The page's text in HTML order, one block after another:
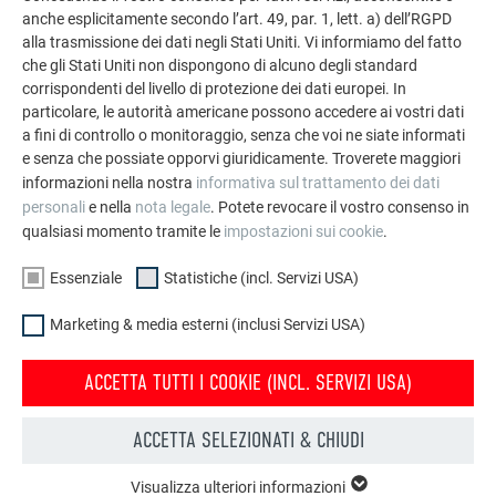
STORIE SOVRAPPOSTE
«La città è fatta di tante storie che si sovrappongono le une
alle altre. La nostra domanda è quali storie possiamo
aggiungere noi», afferma l’architetto. Ancora oggi quando si
mette al lavoro lo fa con «passione e ottimismo; qualcuno
diverso dall’altro e che nella sua professione la routine non
esiste. «Di volta in volta si affronta l’ignoto» e lui ama il
anche esplicitamente secondo l’art. 49, par. 1, lett. a) dell’RGPD
alla trasmissione dei dati negli Stati Uniti. Vi informiamo del fatto
che gli Stati Uniti non dispongono di alcuno degli standard
corrispondenti del livello di protezione dei dati europei. In
particolare, le autorità americane possono accedere ai vostri dati
a fini di controllo o monitoraggio, senza che voi ne siate informati
e senza che possiate opporvi giuridicamente. Troverete maggiori
informazioni nella nostra informativa sul trattamento dei dati
personalie nella nota legale. Potete revocare il vostro consenso in
qualsiasi momento tramite le impostazioni sui cookie.
Essenziale Statistiche (incl. Servizi USA)
Marketing & media esterni (inclusi Servizi USA)
ACCETTA TUTTI I COOKIE (INCL. SERVIZI USA)
ACCETTA SELEZIONATI & CHIUDI
Visualizza ulteriori informazioni